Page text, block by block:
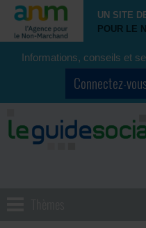
UN SITE
POUR LE
Informations, conseils et
Connectez-